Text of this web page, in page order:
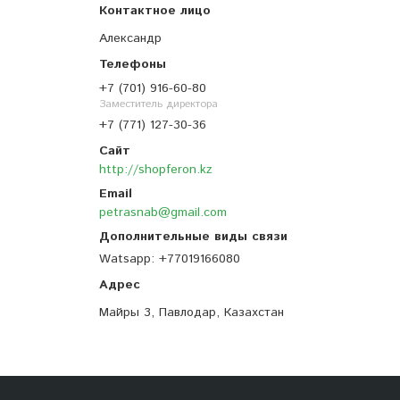
Александр
+7 (701) 916-60-80
Заместитель директора
+7 (771) 127-30-36
http://shopferon.kz
petrasnab@gmail.com
Watsapp +77019166080
Майры 3, Павлодар, Казахстан